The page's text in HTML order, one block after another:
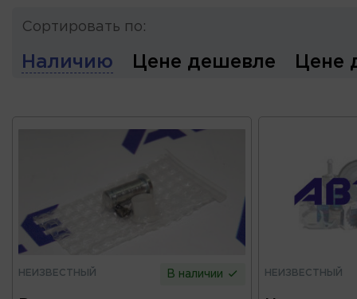
Сортировать по:
Наличию Цене дешевле Цене
НЕИЗВЕСТНЫЙ В наличии НЕИЗВЕСТНЫЙ